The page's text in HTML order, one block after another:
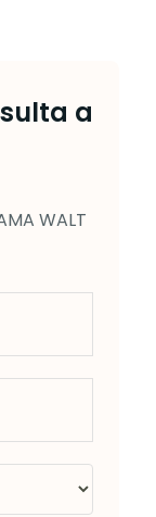
a
WALT